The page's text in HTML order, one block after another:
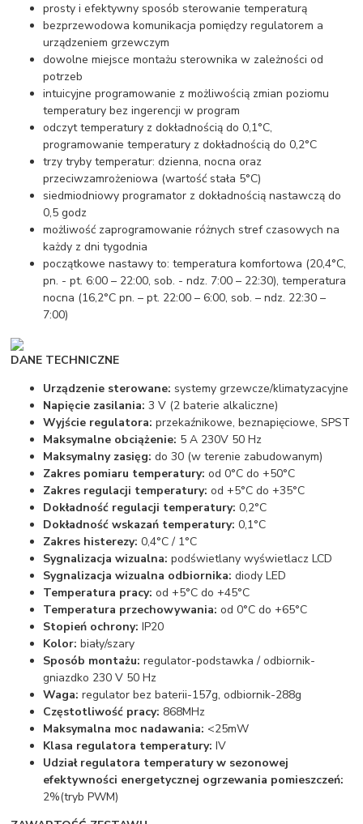
prosty i efektywny sposób sterowanie temperaturą
bezprzewodowa komunikacja pomiędzy regulatorem a
urządzeniem grzewczym
dowolne miejsce montażu sterownika w zależności od
potrzeb
intuicyjne programowanie z możliwością zmian poziomu
temperatury bez ingerencji w program
odczyt temperatury z dokładnością do 0,1°C,
programowanie temperatury z dokładnością do 0,2°C
trzy tryby temperatur: dzienna, nocna oraz
przeciwzamrożeniowa (wartość stała 5°C)
siedmiodniowy programator z dokładnością nastawczą do
0,5 godz
możliwość zaprogramowanie różnych stref czasowych na
każdy z dni tygodnia
początkowe nastawy to: temperatura komfortowa (20,4°C,
pn. - pt. 6:00 – 22:00, sob. - ndz. 7:00 – 22:30), temperatura
nocna (16,2°C pn. – pt. 22:00 – 6:00, sob. – ndz. 22:30 –
7:00)
DANE TECHNICZNE
Urządzenie sterowane: systemy grzewcze/klimatyzacyjne
Napięcie zasilania: 3 V (2 baterie alkaliczne)
Wyjście regulatora: przekaźnikowe, beznapięciowe, SPST
Maksymalne obciążenie: 5 A 230V 50 Hz
Maksymalny zasięg: do 30 (w terenie zabudowanym)
Zakres pomiaru temperatury: od 0°C do +50°C
Zakres regulacji temperatury: od +5°C do +35°C
Dokładność regulacji temperatury:0,2°C
Dokładność wskazań temperatury: 0,1°C
Zakres histerezy: 0,4°C / 1°C
Sygnalizacja wizualna: podświetlany wyświetlacz LCD
Sygnalizacja wizualna odbiornika: diody LED
Temperatura pracy: od +5°C do +45°C
Temperatura przechowywania: od 0°C do +65°C
Stopień ochrony: IP20
Kolor: biały/szary
Sposób montażu: regulator-podstawka / odbiornik-
gniazdko 230 V 50 Hz
Waga: regulator bez baterii-157g, odbiornik-288g
Częstotliwość pracy: 868MHz
Maksymalna moc nadawania: <25mW
Klasa regulatora temperatury: IV
Udział regulatora temperatury w sezonowej
efektywności energetycznej ogrzewania pomieszczeń:
2%(tryb PWM)